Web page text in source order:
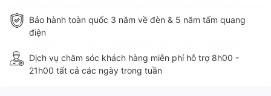
Bảo hành toàn quốc 3 năm về đèn & 5 năm tấm quang
điện
Dịch vụ chăm sóc khách hàng miễn phí hỗ trợ 8h00 -
21h00 tất cả các ngày trong tuần